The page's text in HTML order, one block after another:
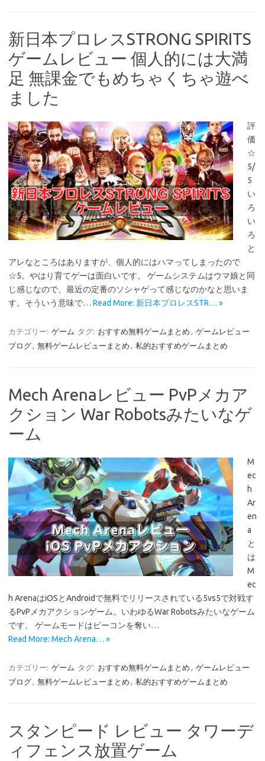
新日本プロレスSTRONG SPIRITS
ゲームレビュー 個人的には大満
足 無課金でもめちゃくちゃ遊べ
ました
評
価
☆
5/
5
い
ろ
い
ろ
と
アレなところはありますが、個人的にはハマってしまったので
☆5。やはり育てゲーは面白いです。 ゲームシステムはウマ娘と同
じ感じなので、最近の定番のソシャゲって感じなのかなと思いま
す。そういう意味で… Read More: 新日本プロレスSTR… »
カテゴリー: ゲーム タグ: おすすめ無料ゲームまとめ , ゲームレビュー
ブログ, 無料ゲームレビューまとめ , 私的おすすめゲームまとめ
Mech Arenaレビュー PvPメカア
クション War Robotsみたいなゲ
ーム
M
ec
h
Ar
en
a
と
は
M
ec
h ArenaはiOSとAndroidで無料でリリースされている5vs5で対戦す
るPvPメカアクションゲーム。いわゆるWar Robotsみたいなゲーム
です。 ゲームモードはビーコンを奪い…
Read More: Mech Arena… »
カテゴリー: ゲーム タグ: おすすめ無料ゲームまとめ , ゲームレビュー
ブログ, 無料ゲームレビューまとめ , 私的おすすめゲームまとめ
スタンピード レビュー タワーデ
ィフェンス放置ゲーム